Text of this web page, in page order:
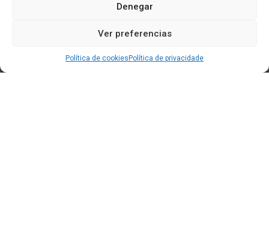
Denegar
Ver preferencias
Política de cookies Política de privacidade